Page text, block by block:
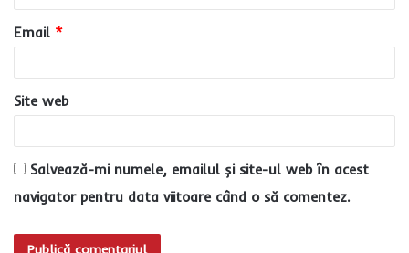
*
Email *
Site web
Salvează-mi numele, emailul și site-ul web în acest
navigator pentru data viitoare când o să comentez.